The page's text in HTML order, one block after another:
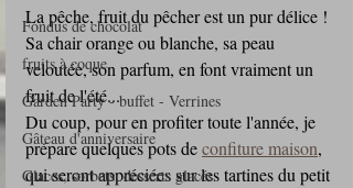
Fondus de chocolat
fruits à coque
Garden Party - buffet - Verrines
Gâteau d'anniversaire
Glaces, sorbets, desserts glacés
La pêche, fruit du pêcher est un pur délice !
Sa chair orange ou blanche, sa peau
veloutée, son parfum, en font vraiment un
fruit de l'été...
Du coup, pour en profiter toute l'année, je
prépare quelques pots de confiture maison,
qui seront appréciées sur les tartines du petit